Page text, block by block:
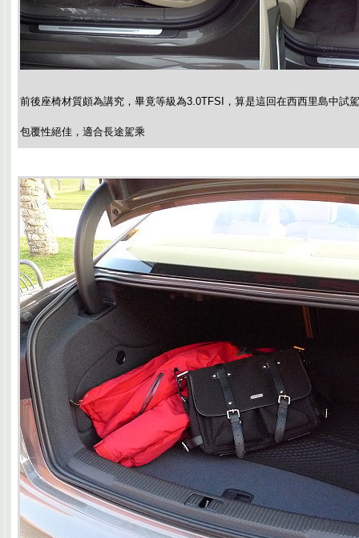
前後座椅材質頗為講究，畢竟等級為3.0TFSI，算是這回在西西里島中試
包覆性絕佳，適合長途駕乘